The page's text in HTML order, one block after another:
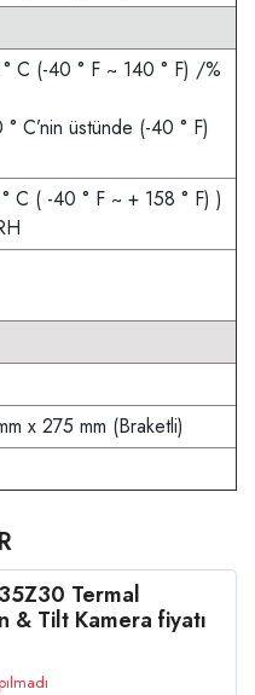
C (-40 ° F ~ 140 ° F) /%
C’nin üstünde (-40 ° F)
C ( -40 ° F ~ + 158 ° F) )
x 275 mm (Braketli)
Termal
& Tilt Kamera fiyatı